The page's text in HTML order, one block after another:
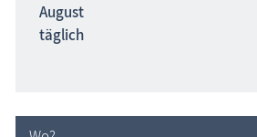
Freizeit
Veranstaltungen
August
täglich